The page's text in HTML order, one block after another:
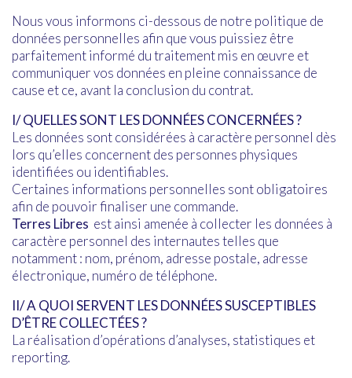
Nous vous informons ci-dessous de notre politique de
données personnelles afin que vous puissiez être
parfaitement informé du traitement mis en œuvre et
communiquer vos données en pleine connaissance de
cause et ce, avant la conclusion du contrat.
I/ QUELLES SONT LES DONNÉES CONCERNÉES ?
Les données sont considérées à caractère personnel dès
lors qu’elles concernent des personnes physiques
identifiées ou identifiables.
Certaines informations personnelles sont obligatoires
afin de pouvoir finaliser une commande.
Terres Libres est ainsi amenée à collecter les données à
caractère personnel des internautes telles que
notamment : nom, prénom, adresse postale, adresse
électronique, numéro de téléphone.
II/ A QUOI SERVENT LES DONNÉES SUSCEPTIBLES
D’ÊTRE COLLECTÉES ?
La réalisation d’opérations d’analyses, statistiques et
reporting.